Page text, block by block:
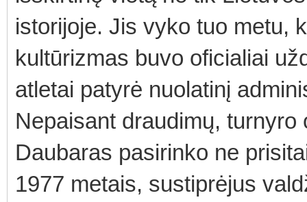
istorijoje. Jis vyko tuo metu,
kultūrizmas buvo oficialiai
atletai patyrė nuolatinį
Nepaisant draudimų,
Daubaras pasirinko ne
1977 metais, sustiprėjus